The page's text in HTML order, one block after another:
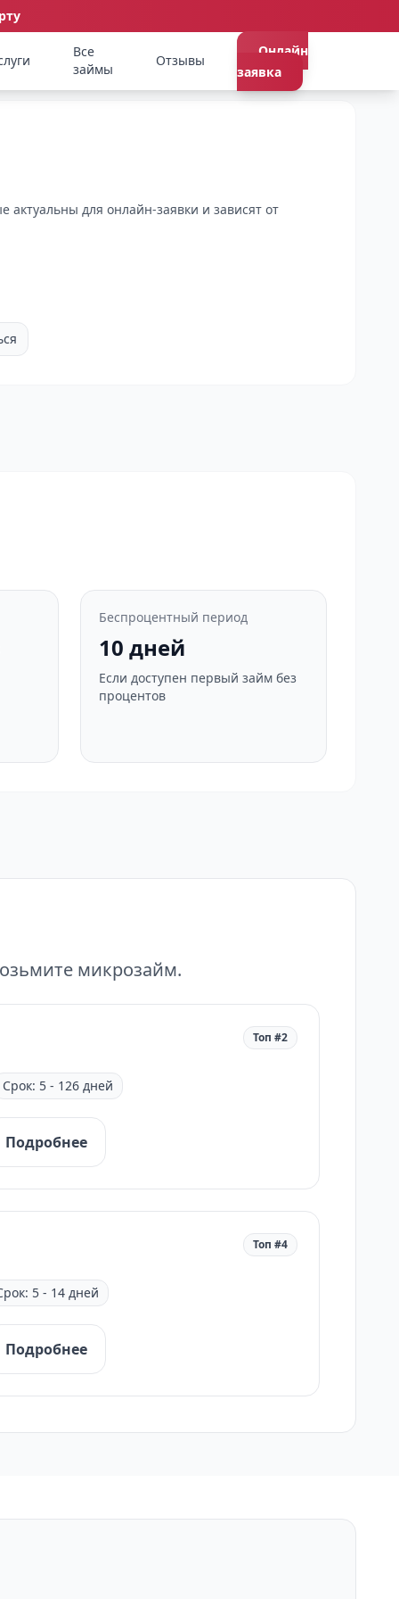
Все
займы
Отзывы
Онлайн
заявка
для онлайн-заявки и зависят от
Беспроцентный период
10 дней
Если доступен первый займ без
процентов
микрозайм.
Топ #2
Срок: 5 - 126 дней
Подробнее
Топ #4
5 - 14 дней
Подробнее